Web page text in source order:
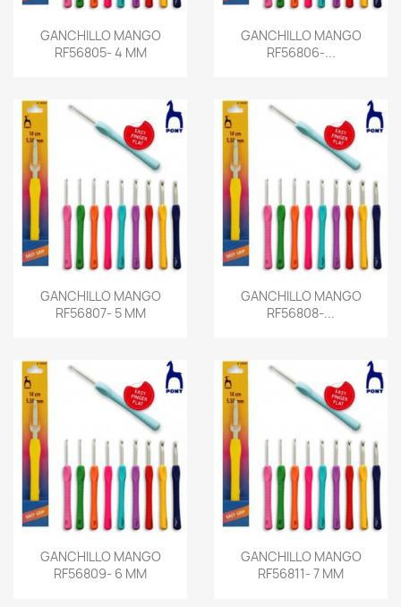
GANCHILLO MANGO
RF56805- 4 MM
GANCHILLO MANGO
RF56806-...
GANCHILLO MANGO
RF56807- 5 MM
GANCHILLO MANGO
RF56808-...
GANCHILLO MANGO
RF56809- 6 MM
GANCHILLO MANGO
RF56811- 7 MM